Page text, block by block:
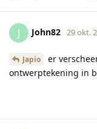
J John82 29 okt.
Japio
er
ontwerptekening in